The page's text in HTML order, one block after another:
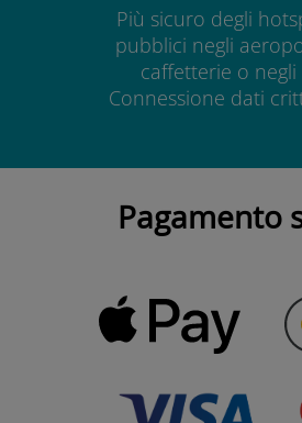
Più sicuro degli
pubblici negli
caffetterie o negli
Connessione dati
Pagamento